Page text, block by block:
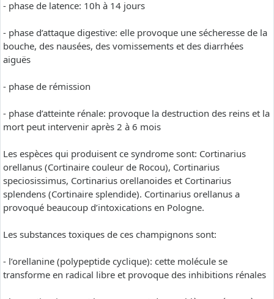
- phase de latence: 10h à 14 jours
- phase d’attaque digestive: elle provoque une sécheresse de la
bouche, des nausées, des vomissements et des diarrhées
aiguës
- phase de rémission
- phase d’atteinte rénale: provoque la destruction des reins et la
mort peut intervenir après 2 à 6 mois
Les espèces qui produisent ce syndrome sont: Cortinarius
orellanus (Cortinaire couleur de Rocou), Cortinarius
speciosissimus, Cortinarius orellanoides et Cortinarius
splendens (Cortinaire splendide). Cortinarius orellanus a
provoqué beaucoup d’intoxications en Pologne.
Les substances toxiques de ces champignons sont:
- l’orellanine (polypeptide cyclique): cette molécule se
transforme en radical libre et provoque des inhibitions rénales